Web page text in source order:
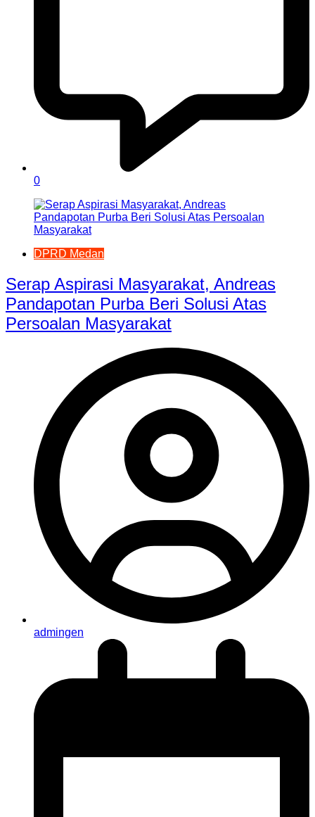
0
DPRD Medan
Serap Aspirasi Masyarakat, Andreas
Pandapotan Purba Beri Solusi Atas
Persoalan Masyarakat
admingen